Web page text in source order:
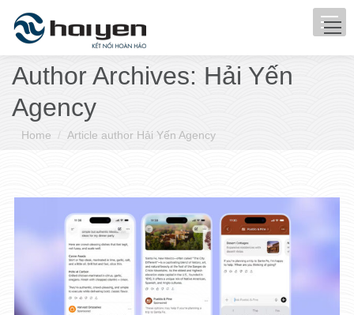
Author Archives: Hải Yến
Agency
You are here:
Home Article author Hải Yến Agency